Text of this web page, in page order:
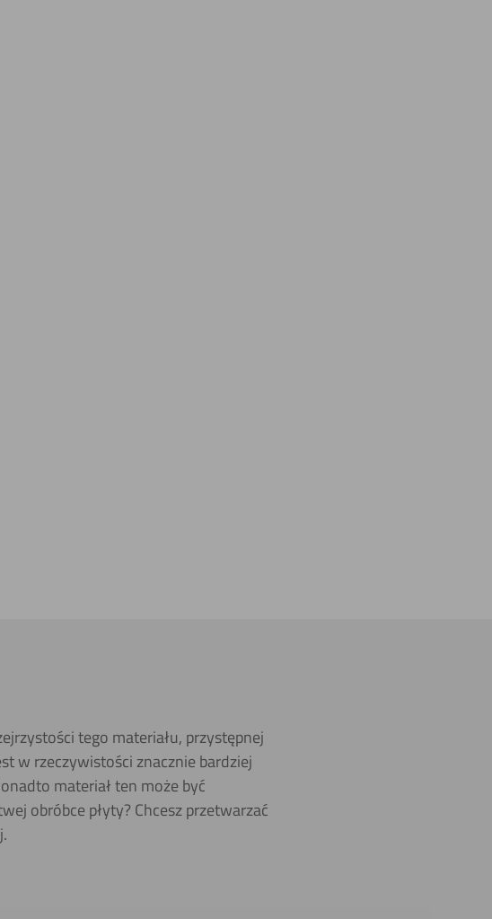
tego materiału, przystępnej
w rzeczywistości znacznie bardziej
materiał ten może być
obróbce płyty? Chcesz przetwarzać